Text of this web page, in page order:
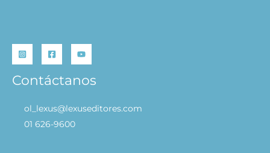
Contáctanos
ol_lexus@lexuseditores.com
01 626-9600